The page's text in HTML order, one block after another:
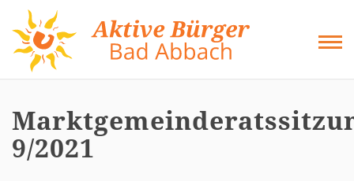
Direkt
zum
Inhalt
9/2021